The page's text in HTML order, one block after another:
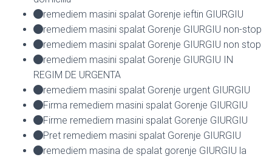
remediem masini spalat Gorenje ieftin GIURGIU
remediem masini spalat Gorenje GIURGIU non-stop
remediem masini spalat Gorenje GIURGIU non stop
remediem masini spalat Gorenje GIURGIU IN
REGIM DE URGENTA
remediem masini spalat Gorenje urgent GIURGIU
Firma remediem masini spalat Gorenje GIURGIU
Firme remediem masini spalat Gorenje GIURGIU
Pret remediem masini spalat Gorenje GIURGIU
remediem masina de spalat gorenje GIURGIU la